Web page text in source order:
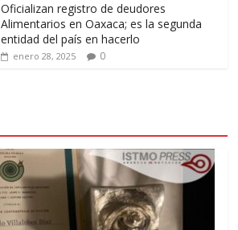
Oficializan registro de deudores
Alimentarios en Oaxaca; es la segunda
entidad del país en hacerlo
enero 28, 2025 0